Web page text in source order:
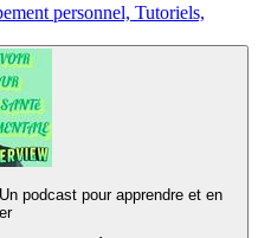
personnel, Tutoriels,
podcast pour apprendre et en